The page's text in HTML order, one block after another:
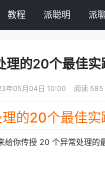
教程 派聪明 派
理的20个最佳
年05月04日 10:00 阅读 585
的20个最佳实
给你传授 20 个异常处理的